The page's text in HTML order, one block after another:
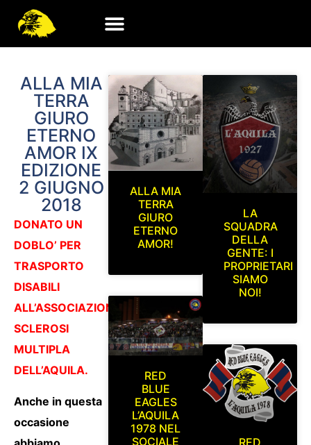
ALLA MIA
TERRA
GIURO
ETERNO
AMOR IX
EDIZIONE
2 GIUGNO
2018
DONATO UN
DOBLO’ PER
TRASPORTO
DISABILI
ALL’ASSOCIAZIONE
SCLEROSI
MULTIPLA
DELL’AQUILA.
Anche in questa
occasione
ALLA MIA
TERRA
GIURO
ETERNO
AMOR!
RED
BLUE
EAGLES
L’AQUILA
1978 NEL
SOCIALE
LA
SQUADRA
DELLA
GENTE: I
PROPRIETARI
SIAMO
NOI!